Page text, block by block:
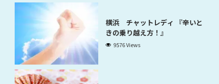
横浜 チャットレディ 『辛いと
きの乗り越え方！』
9576 Views